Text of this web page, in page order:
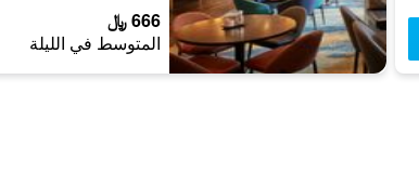
666 ﷼
المتوسط في الليلة